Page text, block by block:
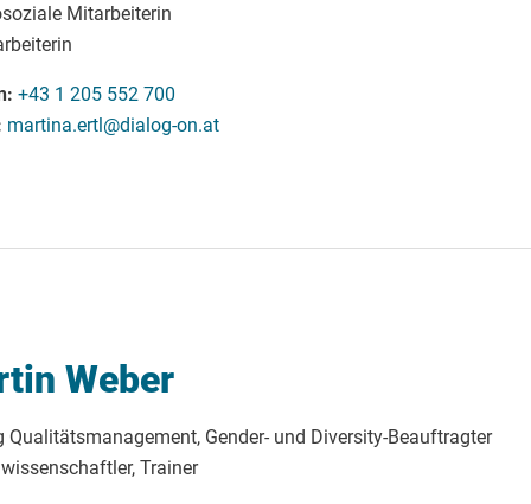
Mitarbeiterin
+43 1 205 552 700
martina.ertl@dialog-on.at
Weber
Qualitätsmanagement, Gender- und Diversity-Beauftragter
Trainer